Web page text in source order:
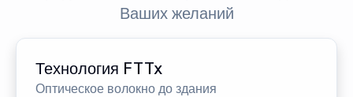
Ваших желаний
Технология FTTx
Оптическое волокно до здания